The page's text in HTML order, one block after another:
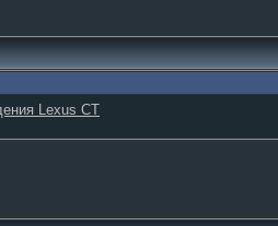
Lexus CT